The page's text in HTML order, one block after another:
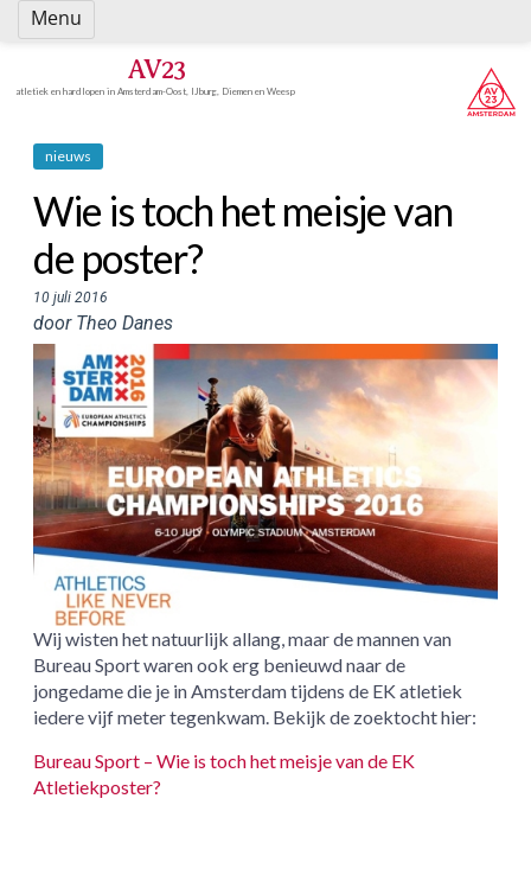
Spring
naar
AV23
atletiek en hardlopen in Amsterdam-Oost, IJburg, Diemen en Weesp
nieuws
Wie is toch het meisje van
de poster?
10 juli 2016
door Theo Danes
Wij wisten het natuurlijk allang, maar de mannen van
Bureau Sport waren ook erg benieuwd naar de
jongedame die je in Amsterdam tijdens de EK atletiek
iedere vijf meter tegenkwam. Bekijk de zoektocht hier:
Bureau Sport – Wie is toch het meisje van de EK
Atletiekposter?
Menu